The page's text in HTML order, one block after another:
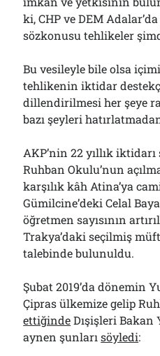
ki, CHP ve DEM
sözkonusu tehlikeler
Bu vesileyle bile olsa
tehlikenin iktidar
dillendirilmesi her şeye
bazı şeyleri
AKP’nin 22 yıllık
Ruhban Okulu’nun
karşılık kâh Atina’ya
Gümilcine’deki Celal
öğretmen sayısının
Trakya’daki seçilmiş
talebinde bulunuldu.
Şubat 2019’da dönemin
Çipras ülkemize gelip
ettiğindeDışişleri Bakan
aynen şunlarısöyledi: